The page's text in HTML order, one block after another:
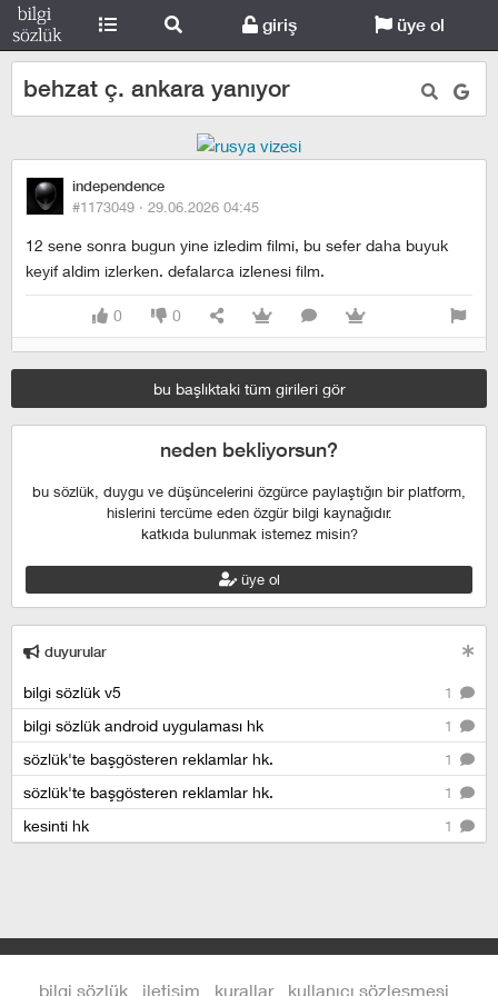
giriş üye ol
behzat ç. ankara yanıyor
independence
#1173049 · 29.06.2026 04:45
12 sene sonra bugun yine izledim filmi, bu sefer daha buyuk
keyif aldim izlerken. defalarca izlenesi film.
0 0
bu başlıktaki tüm girileri gör
neden bekliyorsun?
bu sözlük, duygu ve düşüncelerini özgürce paylaştığın bir platform,
hislerini tercüme eden özgür bilgi kaynağıdır.
katkıda bulunmak istemez misin?
üye ol
duyurular
1
bilgi sözlük v5
1
bilgi sözlük android uygulaması hk
1
sözlük'te başgösteren reklamlar hk.
1
sözlük'te başgösteren reklamlar hk.
1
kesinti hk
bilgi sözlük iletişim kurallar kullanıcı sözleşmesi